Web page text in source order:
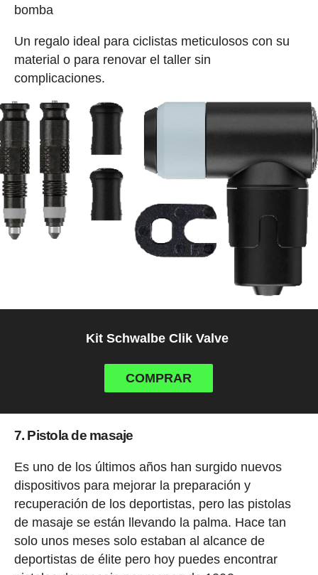
bomba
Un regalo ideal para ciclistas meticulosos con su
material o para renovar el taller sin
complicaciones.
Kit Schwalbe Clik Valve
COMPRAR
7. Pistola de masaje
Es uno de los últimos años han surgido nuevos
dispositivos para mejorar la preparación y
recuperación de los deportistas, pero las pistolas
de masaje se están llevando la palma. Hace tan
solo unos meses solo estaban al alcance de
deportistas de élite pero hoy puedes encontrar